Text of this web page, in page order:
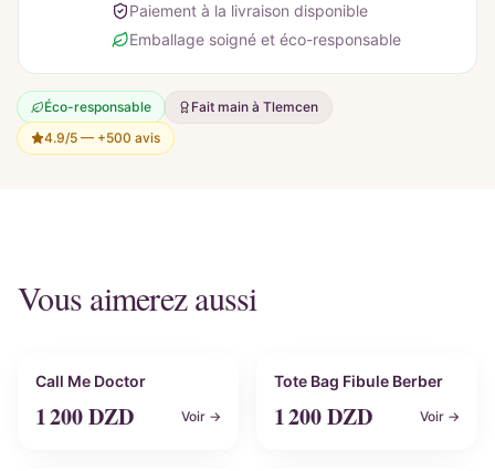
Paiement à la livraison disponible
Emballage soigné et éco-responsable
Éco-responsable
Fait main à Tlemcen
4.9/5 — +500 avis
Vous aimerez aussi
Personnalisable
Call Me Doctor
1 200DZD Voir →
Personnalisable
Tote Bag Fibule Berber
1 200DZD Voir →